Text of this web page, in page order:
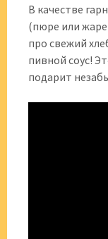
В качестве
(пюре или
про свежий
пивной соус!
подарит